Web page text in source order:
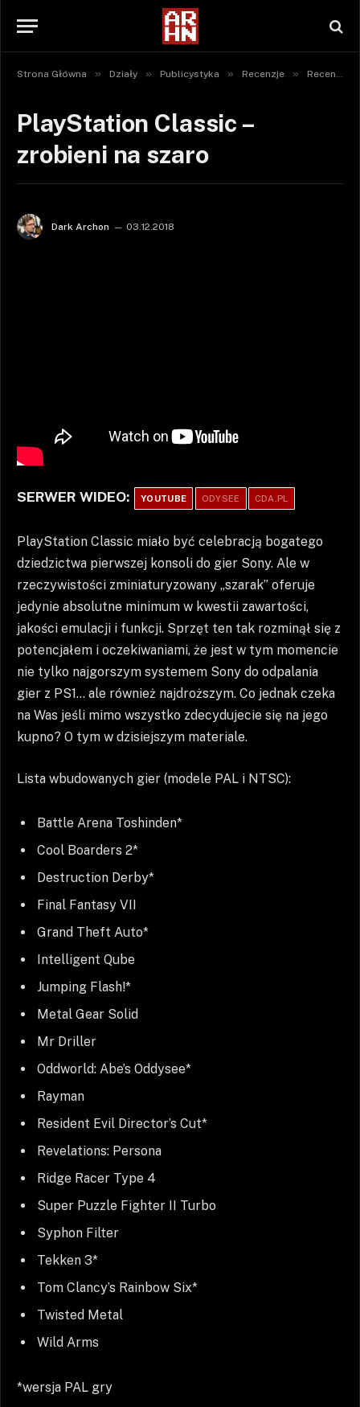
Strona Główna » Działy » Publicystyka » Recenzje » Recenzje sprzętu
PlayStation Classic –
zrobieni na szaro
Dark Archon 03.12.2018
SERWER WIDEO: YOUTUBE ODYSEE CDA.PL
PlayStation Classic miało być celebracją bogatego
dziedzictwa pierwszej konsoli do gier Sony. Ale w
rzeczywistości zminiaturyzowany „szarak” oferuje
jedynie absolutne minimum w kwestii zawartości,
jakości emulacji i funkcji. Sprzęt ten tak rozminął się z
potencjałem i oczekiwaniami, że jest w tym momencie
nie tylko najgorszym systemem Sony do odpalania
gier z PS1… ale również najdroższym. Co jednak czeka
na Was jeśli mimo wszystko zdecydujecie się na jego
kupno? O tym w dzisiejszym materiale.
Lista wbudowanych gier (modele PAL i NTSC):
Battle Arena Toshinden*
Cool Boarders 2*
Destruction Derby*
Final Fantasy VII
Grand Theft Auto*
Intelligent Qube
Jumping Flash!*
Metal Gear Solid
Mr Driller
Oddworld: Abe’s Oddysee*
Rayman
Resident Evil Director’s Cut*
Revelations: Persona
Ridge Racer Type 4
Super Puzzle Fighter II Turbo
Syphon Filter
Tekken 3*
Tom Clancy’s Rainbow Six*
Twisted Metal
Wild Arms
*wersja PAL gry